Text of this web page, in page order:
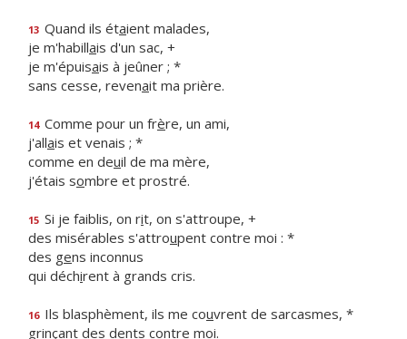
13 Quand ils étaient malades,
je m'habillais d'un sac, +
je m'épuisais à jeûner ; *
sans cesse, revenait ma prière.
14 Comme pour un frère, un ami,
j'allais et venais ; *
comme en deuil de ma mère,
j'étais sombre et prostré.
15 Si je faiblis, on rit, on s'attroupe, +
des misérables s'attroupent contre moi : *
des gens inconnus
qui déchirent à grands cris.
16 Ils blasphèment, ils me couvrent de sarcasmes, *
grinçant des dents contre moi.